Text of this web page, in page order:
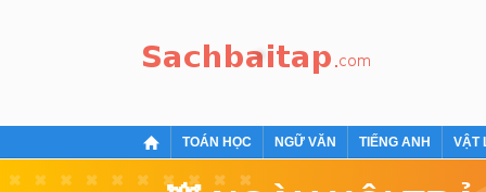
TOÁN HỌC NGỮ VĂN TIẾNG ANH VẬT